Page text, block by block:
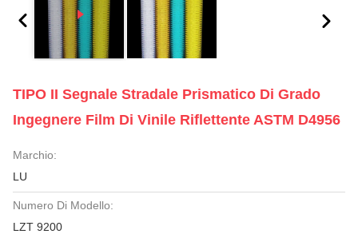
TIPO II Segnale Stradale Prismatico Di Grado
Ingegnere Film Di Vinile Riflettente ASTM D4956
Marchio:
LU
Numero Di Modello:
LZT 9200